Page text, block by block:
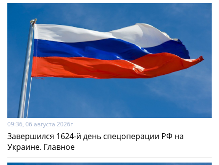
09:36, 06 августа 2026г
Завершился 1624-й день спецоперации РФ на
Украине. Главное